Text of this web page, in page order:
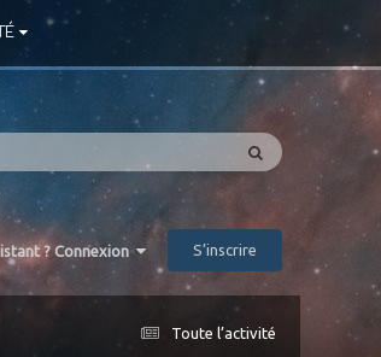
? Connexion S’inscrire
Toute l’activité